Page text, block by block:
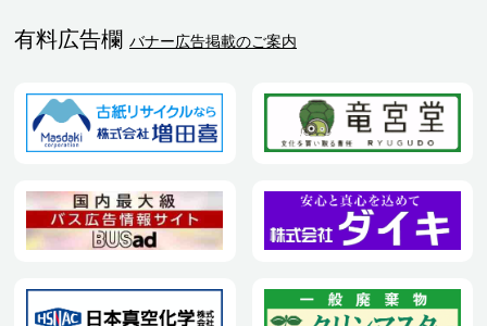
有料広告欄 バナー広告掲載のご案内